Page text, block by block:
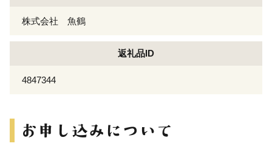
株式会社 魚鶴
返礼品ID
4847344